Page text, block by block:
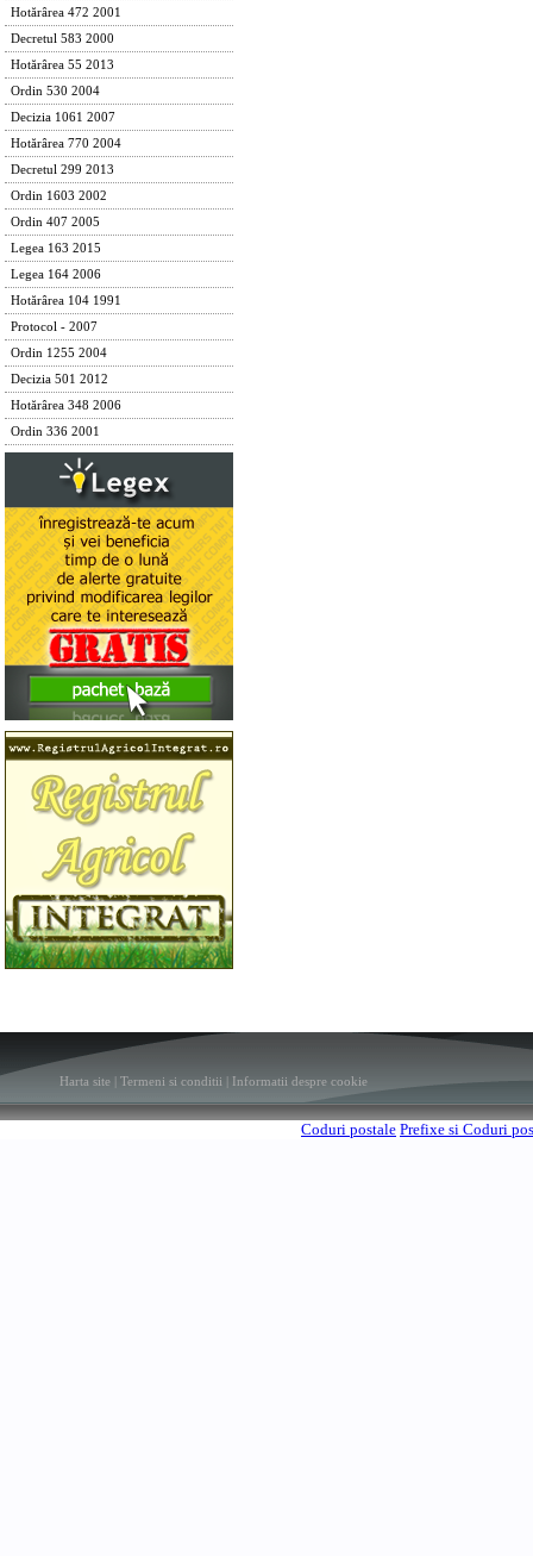
Hotărârea 472 2001
Decretul 583 2000
Hotărârea 55 2013
Ordin 530 2004
Decizia 1061 2007
Hotărârea 770 2004
Decretul 299 2013
Ordin 1603 2002
Ordin 407 2005
Legea 163 2015
Legea 164 2006
Hotărârea 104 1991
Protocol - 2007
Ordin 1255 2004
Decizia 501 2012
Hotărârea 348 2006
Ordin 336 2001
Harta site | Termeni si conditii | Informatii despre cookie
Coduri postale Prefixe si Coduri